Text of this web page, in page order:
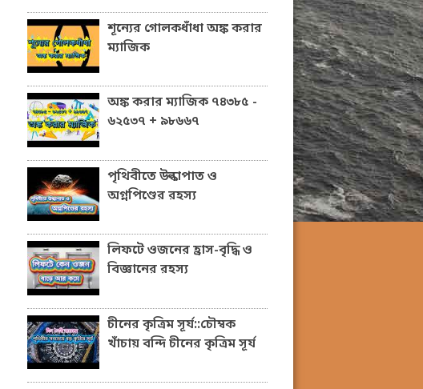
শূন্যের গোলকধাঁধা অঙ্ক করার
ম্যাজিক
অঙ্ক করার ম্যাজিক ৭৪৩৮৫ -
৬২৫৩৭ + ৯৮৬৬৭
পৃথিবীতে উল্কাপাত ও
অগ্নপিণ্ডের রহস্য
লিফটে ওজনের হ্রাস-বৃদ্ধি ও
বিজ্ঞানের রহস্য
চীনের কৃত্রিম সূর্য::চৌম্বক
খাঁচায় বন্দি চীনের কৃত্রিম সূর্য